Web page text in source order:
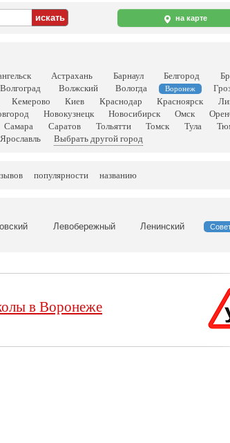
на карте
Астрахань Барнаул Белгород
Волгоград Волжский Вологда Воронеж
Кемерово Киев Краснодар Красноярск
Новокузнецк Новосибирск Омск
Самара Саратов Тольятти Томск Тула
Ярославль Выбрать другой город
популярности названию
Левобережный Ленинский
в Воронеже